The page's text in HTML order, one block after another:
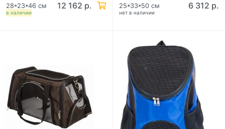
в наличии
28*23*46 см 12 162 р.
нет в наличии
25*33*50 см 6 312 р.